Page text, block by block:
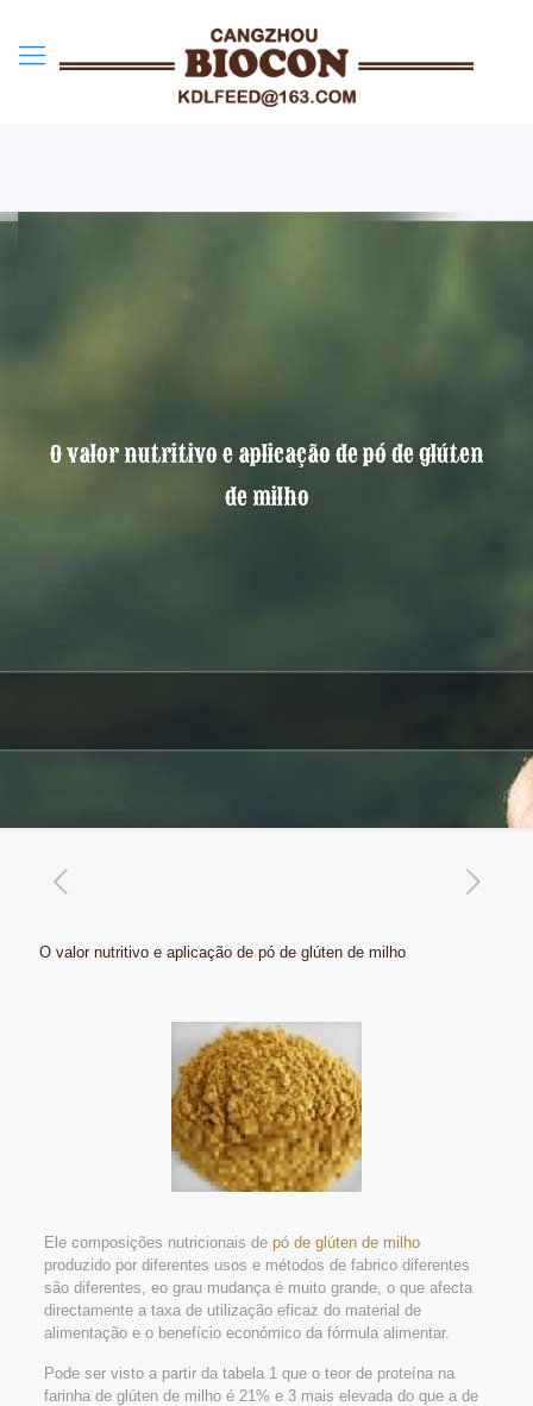
O valor nutritivo e aplicação de pó de glúten
de milho
O valor nutritivo e aplicação de pó de glúten de milho
Ele composições nutricionais de pó de glúten de milho
produzido por diferentes usos e métodos de fabrico diferentes
são diferentes, eo grau mudança é muito grande, o que afecta
directamente a taxa de utilização eficaz do material de
alimentação e o benefício económico da fórmula alimentar.
Pode ser visto a partir da tabela 1 que o teor de proteína na
farinha de glúten de milho é 21% e 3 mais elevada do que a de